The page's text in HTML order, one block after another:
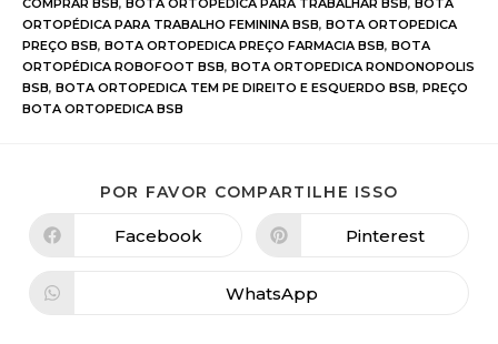
COMPRAR BSB, BOTA ORTOPÉDICA PARA TRABALHAR BSB, BOTA
ORTOPÉDICA PARA TRABALHO FEMININA BSB, BOTA ORTOPEDICA
PREÇO BSB, BOTA ORTOPEDICA PREÇO FARMACIA BSB, BOTA
ORTOPÉDICA ROBOFOOT BSB, BOTA ORTOPEDICA RONDONOPOLIS
BSB, BOTA ORTOPEDICA TEM PE DIREITO E ESQUERDO BSB, PREÇO
BOTA ORTOPEDICA BSB
POR FAVOR COMPARTILHE ISSO
Facebook Pinterest
WhatsApp